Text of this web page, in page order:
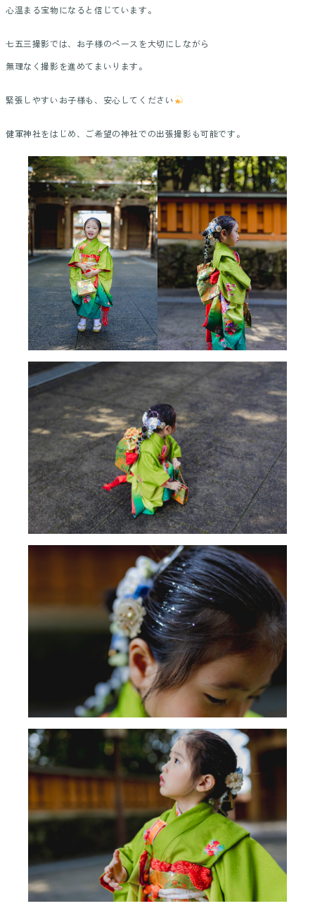
心温まる宝物になると信じています。
七五三撮影では、お子様のペースを大切にしながら
無理なく撮影を進めてまいります。
緊張しやすいお子様も、安心してください
健軍神社をはじめ、ご希望の神社での出張撮影も可能です。